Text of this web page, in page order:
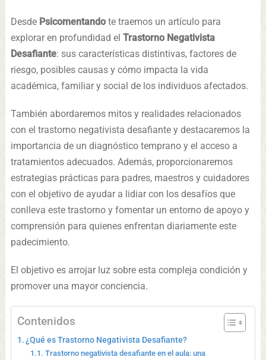
Desde Psicomentando te traemos un artículo para
explorar en profundidad el Trastorno Negativista
Desafiante: sus características distintivas, factores de
riesgo, posibles causas y cómo impacta la vida
académica, familiar y social de los individuos afectados.
También abordaremos mitos y realidades relacionados
con el trastorno negativista desafiante y destacaremos la
importancia de un diagnóstico temprano y el acceso a
tratamientos adecuados. Además, proporcionaremos
estrategias prácticas para padres, maestros y cuidadores
con el objetivo de ayudar a lidiar con los desafíos que
conlleva este trastorno y fomentar un entorno de apoyo y
comprensión para quienes enfrentan diariamente este
padecimiento.
El objetivo es arrojar luz sobre esta compleja condición y
promover una mayor conciencia.
Contenidos
¿Qué es Trastorno Negativista Desafiante?
Trastorno negativista desafiante en el aula: una